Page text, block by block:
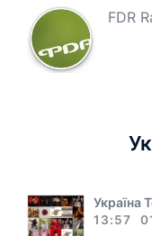
FDR
Україна
13:57